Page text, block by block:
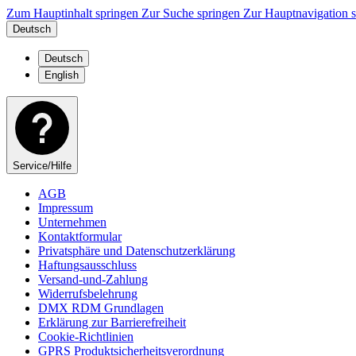
Zum Hauptinhalt springen Zur Suche springen Zur Hauptnavigation
Deutsch
Deutsch
English
Service/Hilfe
AGB
Impressum
Unternehmen
Kontaktformular
Privatsphäre und Datenschutzerklärung
Haftungsausschluss
Versand-und-Zahlung
Widerrufsbelehrung
DMX RDM Grundlagen
Erklärung zur Barrierefreiheit
Cookie-Richtlinien
GPRS Produktsicherheitsverordnung